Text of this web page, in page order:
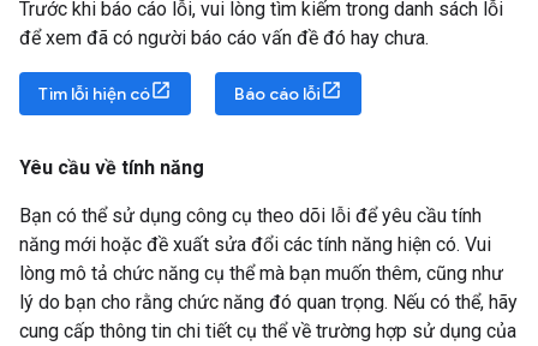
Trước khi báo cáo lỗi, vui lòng tìm kiếm trong danh sách lỗi
để xem đã có người báo cáo vấn đề đó hay chưa.
Tìm lỗi hiện có Báo cáo lỗi
Yêu cầu về tính năng
Bạn có thể sử dụng công cụ theo dõi lỗi để yêu cầu tính
năng mới hoặc đề xuất sửa đổi các tính năng hiện có. Vui
lòng mô tả chức năng cụ thể mà bạn muốn thêm, cũng như
lý do bạn cho rằng chức năng đó quan trọng. Nếu có thể, hãy
cung cấp thông tin chi tiết cụ thể về trường hợp sử dụng của